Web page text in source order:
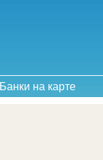
Банки на карте